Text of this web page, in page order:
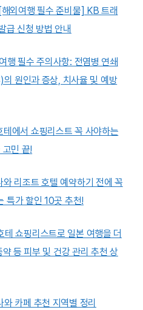
외여행 필수 준비물] KB 트래
급 신청 방법 안내
필수 주의사항: 전염병 연쇄
원인과 증상, 치사율 및 예방
에서 쇼핑리스트 꼭 사야하는
민 끝!
리조트 호텔 예약하기 전에 꼭
특가 할인 10곳 추천!
쇼핑리스트로 일본 여행을 더
등 피부 및 건강 관리 추천 상
카페 추천 지역별 정리